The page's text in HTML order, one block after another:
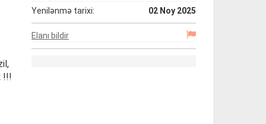
!!!
Yenilənmə tarixi:
02 Noy 2025
Elanı bildir